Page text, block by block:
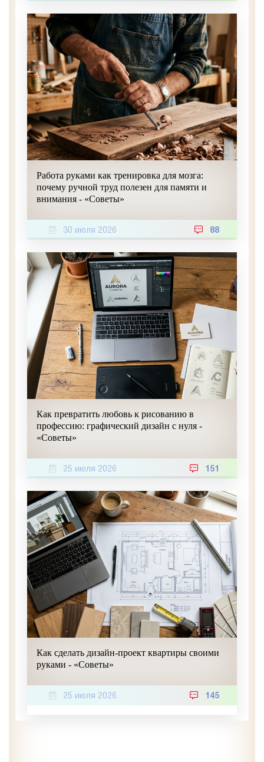
Работа руками как тренировка для мозга:
почему ручной труд полезен для памяти и
внимания - «Советы»
30 июля 2026 88
Как превратить любовь к рисованию в
профессию: графический дизайн с нуля -
«Советы»
25 июля 2026 151
Как сделать дизайн-проект квартиры своими
руками - «Советы»
25 июля 2026 145